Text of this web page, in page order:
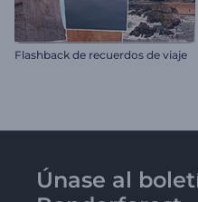
Flashback de recuerdos de viaje
Únase al